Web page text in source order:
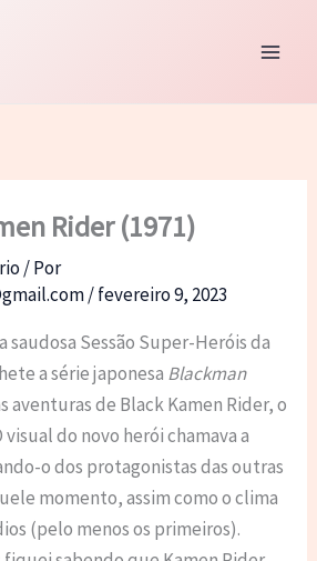
Rider (1971)
/ Por
/fevereiro 9, 2023
saudosa Sessão Super-Heróis da
a série japonesa Blackman
aventuras de Black Kamen Rider, o
do novo herói chamava a
o dos protagonistas das outras
momento, assim como o clima
(pelo menos os primeiros).